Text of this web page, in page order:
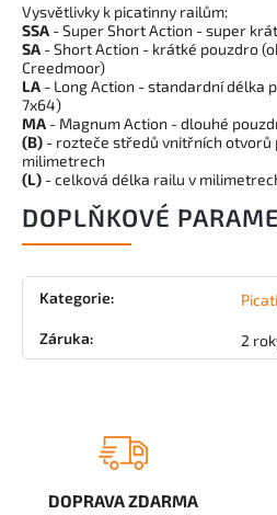
Vysvětlivky k picatinny railům:
SSA - Super Short Action - super
SA - Short Action - krátké pouzdro
Creedmoor)
LA - Long Action - standardní délka
7x64)
MA - Magnum Action - dlouhé
(B) - rozteče středů vnitřních otvorů
milimetrech
(L) - celková délka railu v
DOPLŇKOVÉ
Kategorie:
Záruka: 2
DOPRAVA ZDARMA